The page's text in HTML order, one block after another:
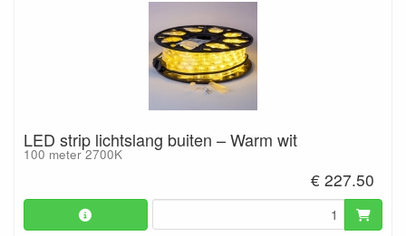
LED strip lichtslang buiten – Warm wit
100 meter 2700K
€ 227.50